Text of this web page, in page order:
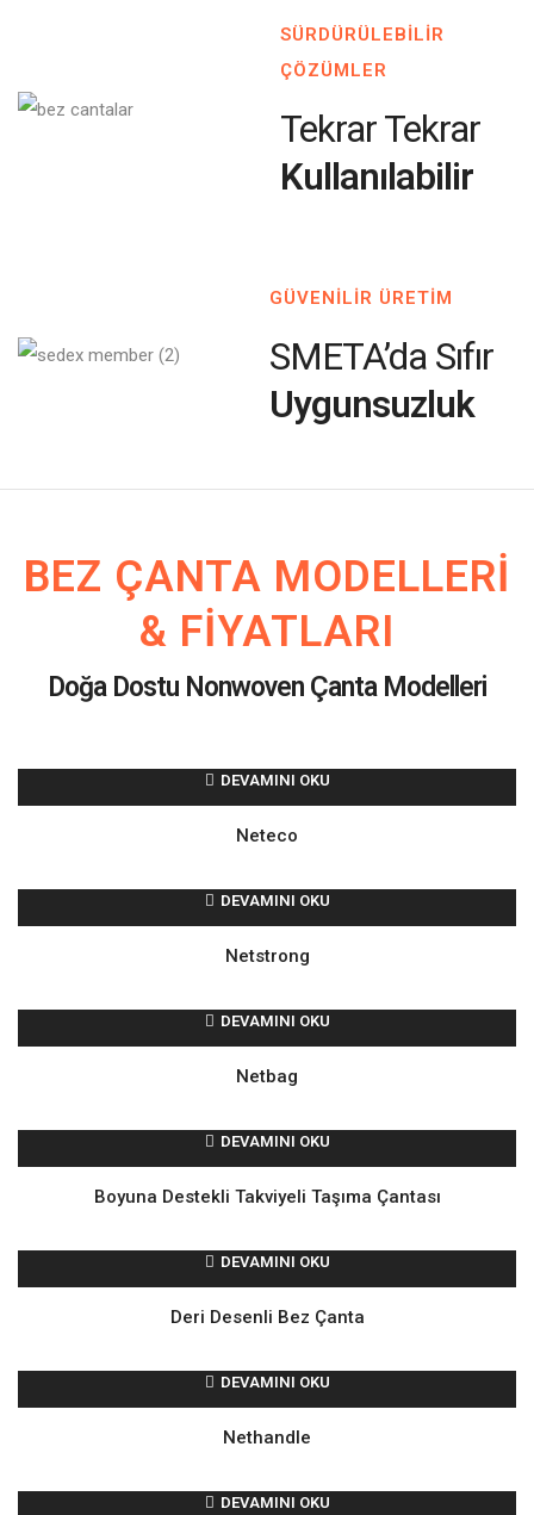
SÜRDÜRÜLEBİLİR
ÇÖZÜMLER
Tekrar Tekrar
Kullanılabilir
GÜVENİLİR ÜRETİM
SMETA’da Sıfır
Uygunsuzluk
BEZ ÇANTA MODELLERI
& FIYATLARI
Doğa Dostu Nonwoven Çanta Modelleri
DEVAMINI OKU
Neteco
DEVAMINI OKU
Netstrong
DEVAMINI OKU
Netbag
DEVAMINI OKU
Boyuna Destekli Takviyeli Taşıma Çantası
DEVAMINI OKU
Deri Desenli Bez Çanta
DEVAMINI OKU
Nethandle
DEVAMINI OKU